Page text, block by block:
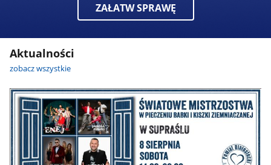
ZAŁATW SPRAWĘ
Aktualności
zobacz wszystkie